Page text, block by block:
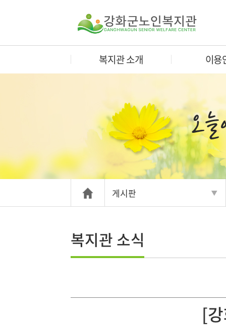
복지관 소개 이용
게시판
복지관 소식
[